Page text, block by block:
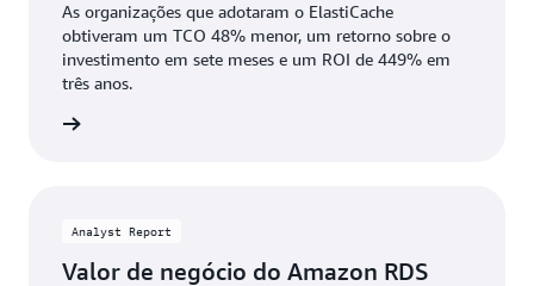
As organizações que adotaram o ElastiCache
obtiveram um TCO 48% menor, um retorno sobre o
investimento em sete meses e um ROI de 449% em
três anos.
Analyst Report
Valor de negócio do Amazon RDS